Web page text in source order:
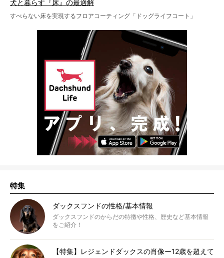
犬と暮らす『床』の最適解
すべらない床を実現するフロアコーティング「ドッグライフコート」
特集
ダックスフンドの性格/基本情報
ダックスフンドのからだの特徴や性格、歴史など基本情報
をご紹介！
【特集】レジェンドダックスの肖像ー12歳を超えて